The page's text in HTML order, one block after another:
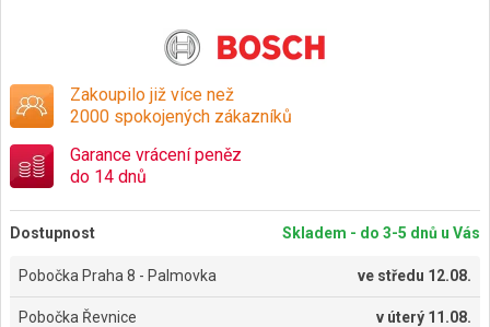
Zakoupilo již více než
2000 spokojených zákazníků
Garance vrácení peněz
do 14 dnů
Dostupnost Skladem - do 3-5 dnů u Vás
Pobočka Praha 8 - Palmovka ve středu 12.08.
Pobočka Řevnice v úterý 11.08.